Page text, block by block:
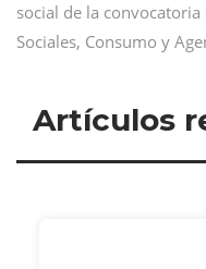
social de la
Sociales, Consumo y
Artículos